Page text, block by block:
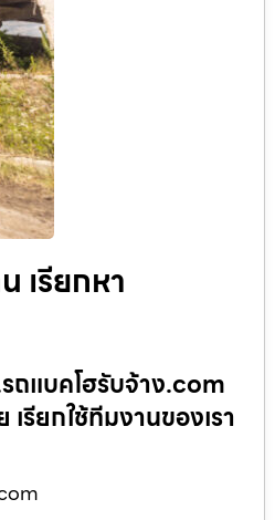
เรียกหา
ถแบคโฮรับจ้าง.com
รียกใช้ทีมงานของเรา